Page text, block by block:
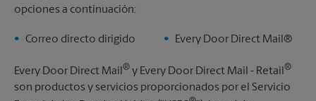
opciones a continuación:
Correo directo dirigido Every Door Direct Mail®
Every Door Direct Mail® y Every Door Direct Mail - Retail®
son productos y servicios proporcionados por el Servicio